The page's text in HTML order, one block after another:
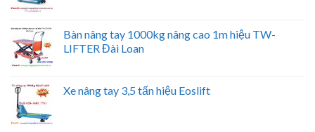
Bàn nâng tay 1000kg nâng cao 1m hiệu TW-
LIFTER Đài Loan
Xe nâng tay 3,5 tấn hiệu Eoslift